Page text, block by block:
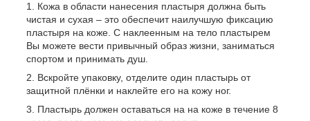
Кожа в области нанесения пластыря должна быть
чистая и сухая – это обеспечит наилучшую фиксацию
пластыря на коже. С наклеенным на тело пластырем
Вы можете вести привычный образ жизни, заниматься
спортом и принимать душ.
Вскройте упаковку, отделите один пластырь от
защитной плёнки и наклейте его на кожу ног.
Пластырь должен оставаться на на коже в течение 8